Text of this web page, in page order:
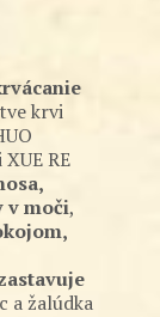
krvi
RE
v moči,
a žalúdka